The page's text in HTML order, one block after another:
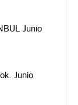
Junio
Junio